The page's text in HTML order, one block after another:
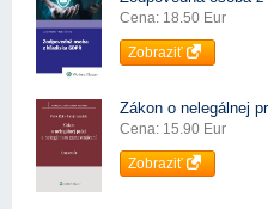
Cena: 18.50 Eur
Zobraziť
Zákon o nelegálnej
Cena: 15.90 Eur
Zobraziť